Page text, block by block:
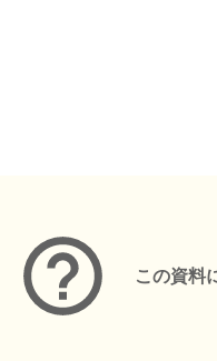
この資料